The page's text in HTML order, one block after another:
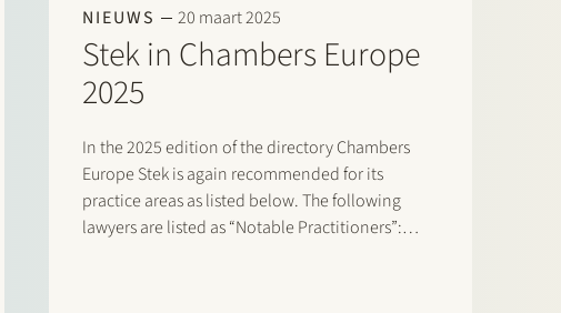
NIEUWS 20 maart 2025
Stek in Chambers Europe
2025
In the 2025 edition of the directory Chambers
Europe Stek is again recommended for its
practice areas as listed below. The following
lawyers are listed as “Notable Practitioners”: